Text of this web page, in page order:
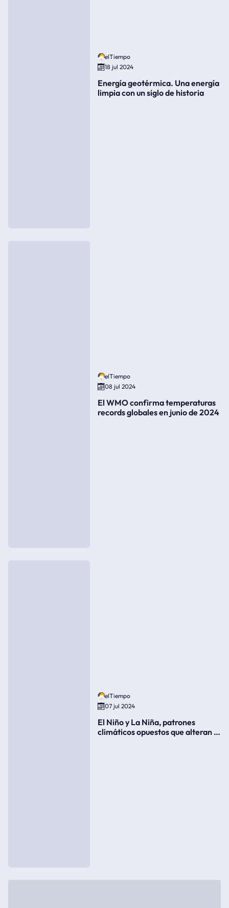
elTiempo
18 jul 2024
Energía geotérmica. Una energía
limpia con un siglo de historia
elTiempo
08 jul 2024
El WMO confirma temperaturas
records globales en junio de 2024
elTiempo
07 jul 2024
El Niño y La Niña, patrones
climáticos opuestos que alteran la